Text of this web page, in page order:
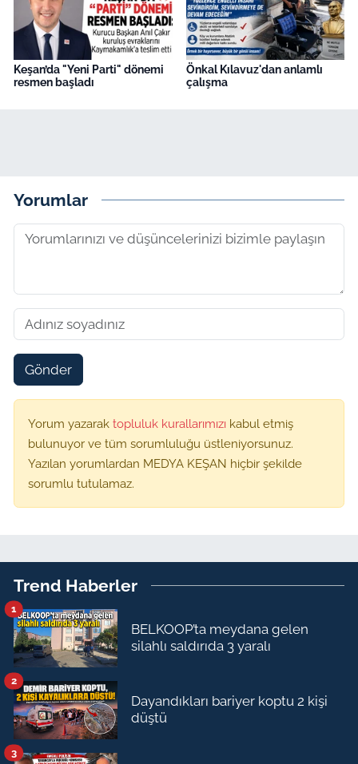
Keşan’da "Yeni Parti" dönemi
resmen başladı
Önkal Kılavuz'dan anlamlı
çalışma
Yorumlar
Gönder
Yorum yazarak topluluk kurallarımızı kabul etmiş
bulunuyor ve tüm sorumluluğu üstleniyorsunuz.
Yazılan yorumlardan MEDYA KEŞAN hiçbir şekilde
sorumlu tutulamaz.
Trend Haberler
BELKOOP’ta meydana gelen
silahlı saldırıda 3 yaralı
1
Dayandıkları bariyer koptu 2 kişi
düştü
2
3